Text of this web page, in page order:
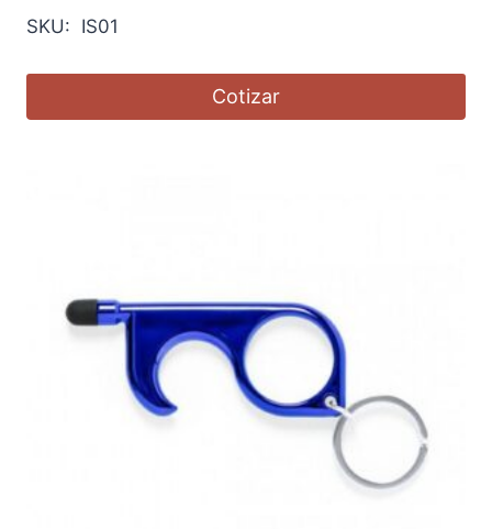
SKU: IS01
Cotizar